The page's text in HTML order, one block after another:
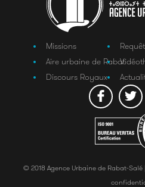
Missions
Aire urbaine de Rabat
Discours Royaux
© 2018 Agence Urbaine de Rabat-Salé |